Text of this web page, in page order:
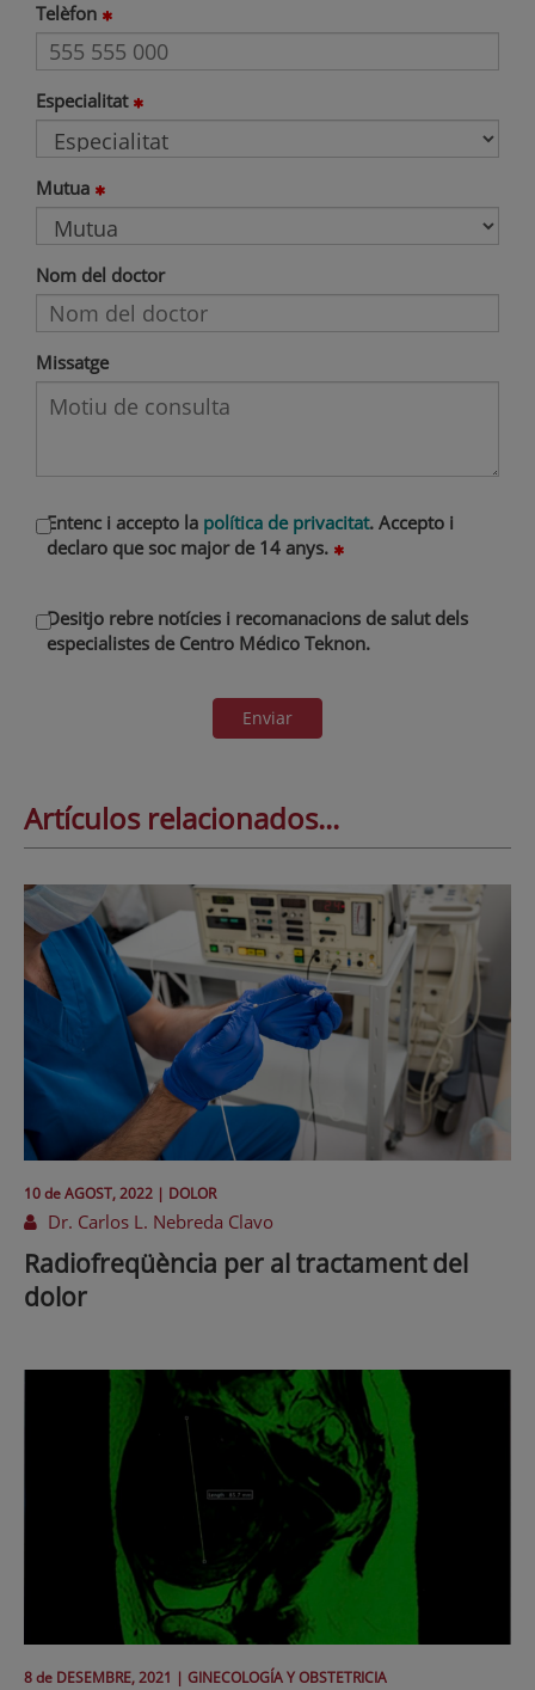
Telèfon
Especialitat
Mutua
Nom del doctor
Missatge
Entenc i accepto la política de privacitat. Accepto i
declaro que soc major de 14 anys.
Desitjo rebre notícies i recomanacions de salut dels
especialistes de Centro Médico Teknon.
Enviar
Artículos relacionados...
10 deAGOST, 2022 | DOLOR
Dr. Carlos L. Nebreda Clavo
Radiofreqüència per al tractament del
dolor
8 de DESEMBRE, 2021 | GINECOLOGÍA Y OBSTETRICIA